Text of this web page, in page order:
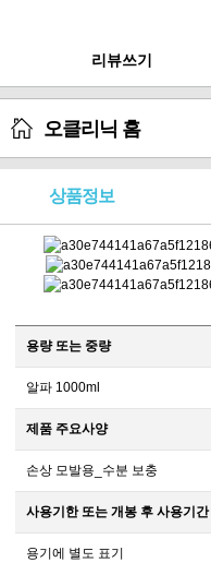
리뷰쓰기
오클리닉 홈
상품정보
용량 또는 중량
알파 1000ml
제품 주요사양
손상 모발용_수분 보충
사용기한 또는 개봉 후 사용기간
용기에 별도 표기